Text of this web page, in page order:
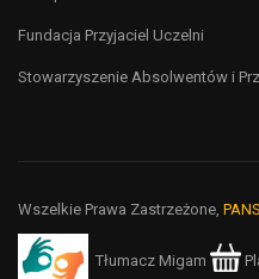
Fundacja Przyjaciel Uczelni
Stowarzyszenie Absolwentów i
Wszelkie Prawa Zastrzeżone,
Tłumacz Migam